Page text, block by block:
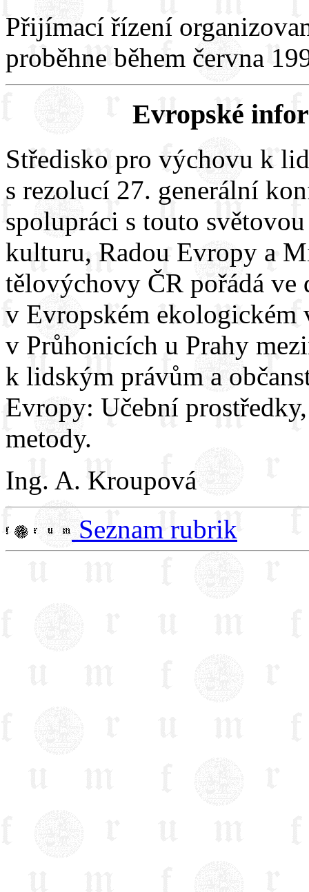
Přijímací řízení
proběhne během června
Evropské
Středisko pro výchovu k
s rezolucí 27. generální
spolupráci s touto
kulturu, Radou Evropy a
tělovýchovy ČR pořádá ve
v Evropském ekologickém
v Průhonicích u Prahy
k lidským právům a
Evropy: Učební
metody.
Ing. A. Kroupová
Seznam rubrik